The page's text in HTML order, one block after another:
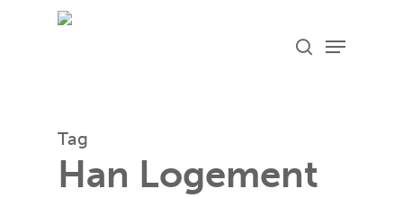
search
Menu
Tag
Han Logement